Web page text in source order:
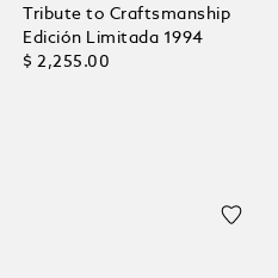
Tribute to Craftsmanship
Edición Limitada 1994
$ 2,255.00